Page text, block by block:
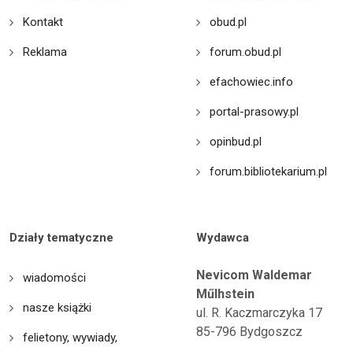
Kontakt
Reklama
obud.pl
forum.obud.pl
efachowiec.info
portal-prasowy.pl
opinbud.pl
forum.bibliotekarium.pl
Działy tematyczne
wiadomości
nasze książki
felietony, wywiady,
Wydawca
Nevicom Waldemar
Műlhstein
ul. R. Kaczmarczyka 17
85-796 Bydgoszcz